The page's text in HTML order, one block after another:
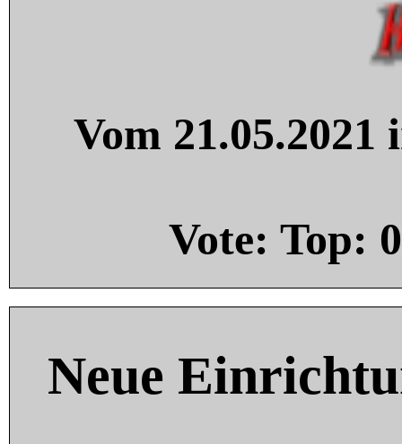
Vom
Vote: Top: 0
Neue